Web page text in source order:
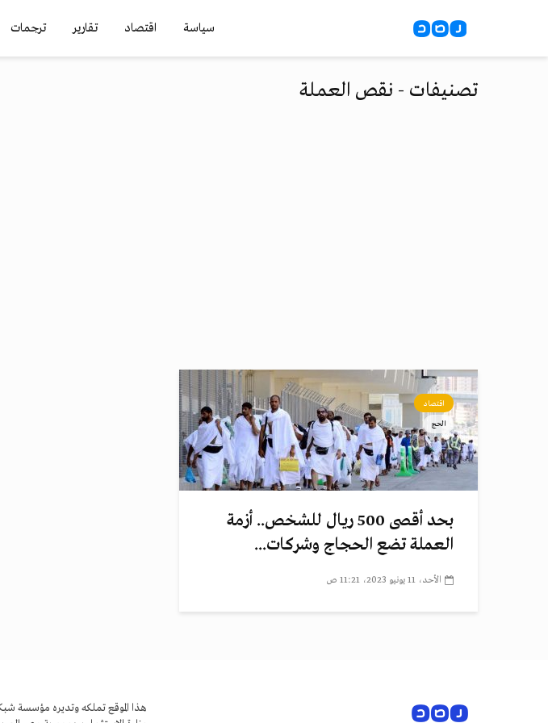
سياسة اقتصاد تقارير ترجمات
تصنيفات - نقص العملة
اقتصاد
الحج
بحد أقصى 500 ريال للشخص.. أزمة
العملة تضع الحجاج وشركات...
الأحد، 11 يونيو 2023، 11:21 ص
هذا الموقع تملكه وتديره مؤسسة